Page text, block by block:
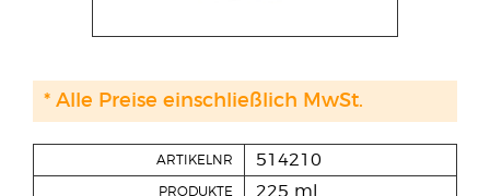
ARTIKELNR 514210
PRODUKTE 225 ml
* Alle Preise einschließlich MwSt.